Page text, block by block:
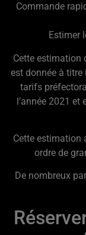
Commande
Estimer
Cette estimation
est donnée à
tarifs
l’année 2021
Cette
ordre de
De nombreux